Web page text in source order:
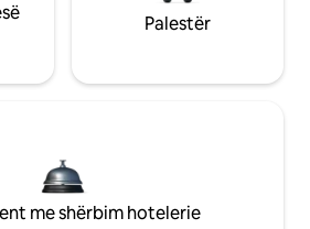
Palestër
me shërbim hotelerie